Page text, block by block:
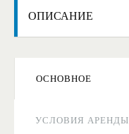
ОПИСАНИЕ
ОСНОВНОЕ
УСЛОВИЯ АРЕНДЫ